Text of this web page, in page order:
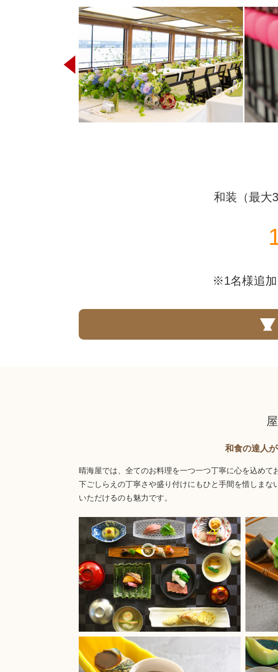
和装（最大
※1名様追
和食の達人
晴海屋では、全てのお料理を一つ一つ丁寧に心を込めて
下ごしらえの丁寧さや盛り付けにもひと手間を惜しまな
いただけるのも魅力です。